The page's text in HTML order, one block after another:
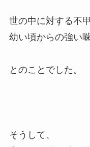
世の中に対する不
幼い頃からの強い
とのことでした。
そうして、